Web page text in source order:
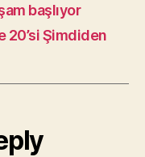
başlıyor
20’si Şimdiden